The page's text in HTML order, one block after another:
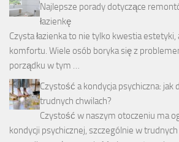
Najlepsze porady dotyczące
łazienkę
Czysta łazienka to nie tylko kwestia
komfortu. Wiele osób boryka się z
porządku w tym …
Czystość a kondycja psychiczna: jak
trudnych chwilach?
Czystość w naszym otoczeniu ma
kondycji psychicznej, szczególnie w